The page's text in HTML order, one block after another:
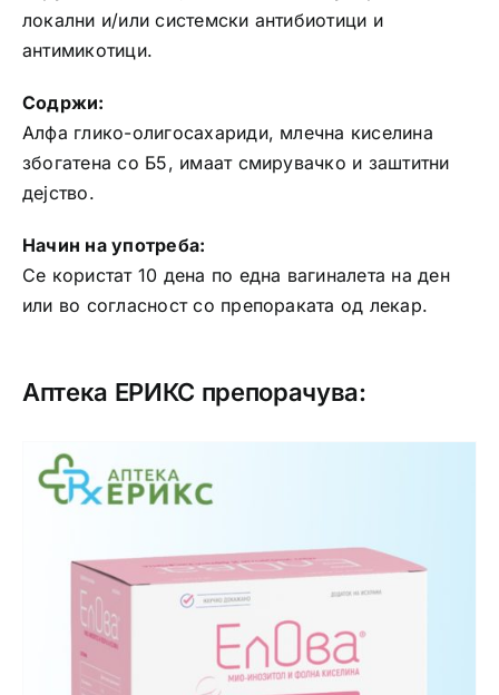
локални и/или системски антибиотици и
антимикотици.
Содржи:
Алфа глико-олигосахариди, млечна киселина
збогатена со Б5, имаат смирувачко и заштитни
дејство.
Начин на употреба:
Се користат 10 дена по една вагиналета на ден
или во согласност со препораката од лекар.
Аптека ЕРИКС препорачува: